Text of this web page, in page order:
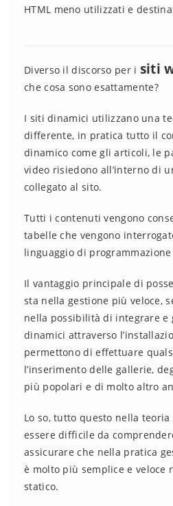
HTML meno utilizzati e
Diverso il discorso per i siti
che cosa sono esattamente?
I siti dinamici utilizzano una
differente, in pratica tutto il
dinamico come gli articoli, le
video risiedono all’interno di
collegato al sito.
Tutti i contenuti vengono
tabelle che vengono
linguaggio di
Il vantaggio principale di
sta nella gestione più veloce,
nella possibilità di integrare e
dinamici attraverso
permettono di effettuare
l’inserimento delle gallerie,
più popolari e di molto altro
Lo so, tutto questo nella
essere difficile da
assicurare che nella pratica
è molto più semplice e veloce
statico.